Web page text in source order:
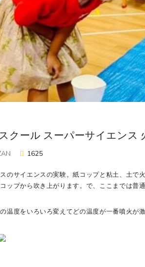
クール スーパーサイエンス
1625
のサイエンスの実験。紙コップと粘土、土で
ップから吹き上がります。で、ここまでは普通
温度をいろいろ変えてどの温度が一番噴火が